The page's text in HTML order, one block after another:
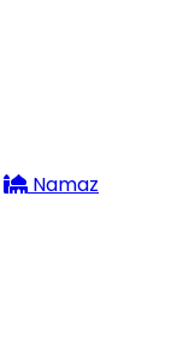
Namaz